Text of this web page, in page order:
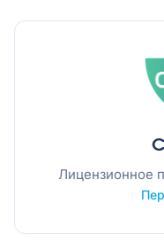
Лицензионное